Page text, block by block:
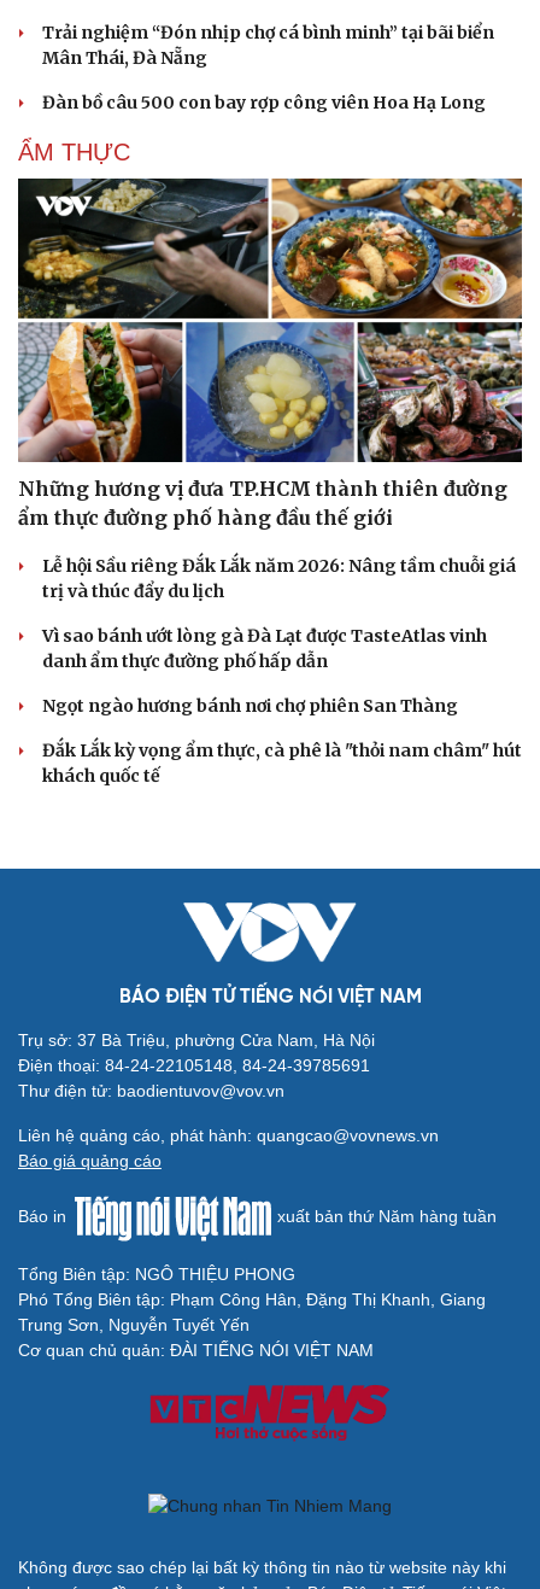
Du lịch
Tư vấn
Săn Tour
check-in
Podcast
Câu chuyện thời sự
Đọc truyện đêm khuya
Cửa sổ tình yêu
Kể chuyện cho bé
Cải chính
Trải nghiệm “Đón nhịp chợ cá bình minh” tại bãi biển
Mân Thái, Đà Nẵng
Đàn bồ câu 500 con bay rợp công viên Hoa Hạ Long
ẨM THỰC
Những hương vị đưa TP.HCM thành thiên đường
ẩm thực đường phố hàng đầu thế giới
Lễ hội Sầu riêng Đắk Lắk năm 2026: Nâng tầm chuỗi giá
trị và thúc đẩy du lịch
Vì sao bánh ướt lòng gà Đà Lạt được TasteAtlas vinh
danh ẩm thực đường phố hấp dẫn
Ngọt ngào hương bánh nơi chợ phiên San Thàng
Đắk Lắk kỳ vọng ẩm thực, cà phê là "thỏi nam châm" hút
khách quốc tế
BÁO ĐIỆN TỬ TIẾNG NÓI VIỆT NAM
Trụ sở: 37 Bà Triệu, phường Cửa Nam, Hà Nội
Điện thoại: 84-24-22105148, 84-24-39785691
Thư điện tử: baodientuvov@vov.vn
Liên hệ quảng cáo, phát hành: quangcao@vovnews.vn
Báo giá quảng cáo
Báo in xuất bản thứ Năm hàng tuần
Tổng Biên tập: NGÔ THIỆU PHONG
Phó Tổng Biên tập: Phạm Công Hân, Đặng Thị Khanh, Giang
Trung Sơn, Nguyễn Tuyết Yến
Cơ quan chủ quản: ĐÀI TIẾNG NÓI VIỆT NAM
Không được sao chép lại bất kỳ thông tin nào từ website này khi